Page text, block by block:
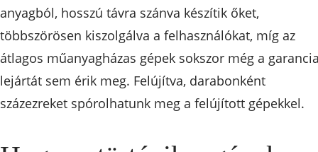
anyagból, hosszú távra szánva készítik őket,
többszörösen kiszolgálva a felhasználókat, míg az
átlagos műanyagházas gépek sokszor még a
lejártát sem érik meg. Felújítva, darabonként
százezreket spórolhatunk meg a felújított gépekkel.